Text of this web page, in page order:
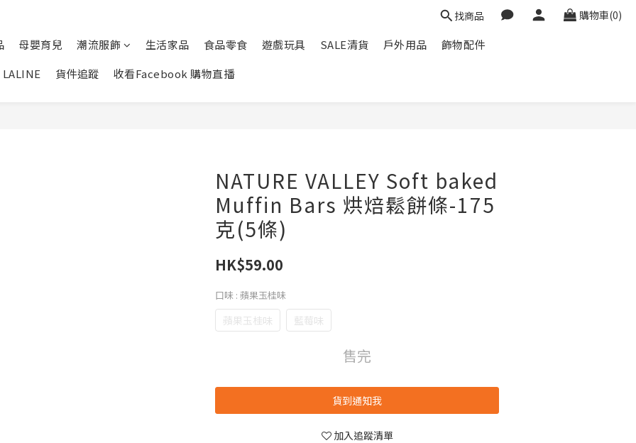
找商品 購物車(0)
母嬰育兒 潮流服飾 生活家品 食品零食 遊戲玩具 SALE清貨 戶外用品
飾物配件
LALINE
貨件追蹤 收看Facebook 購物直播
NATURE VALLEY Soft baked
Muffin Bars 烘焙鬆餅條-175
克(5條)
HK$59.00
口味 : 蘋果玉桂味
蘋果玉桂味 藍莓味
售完
貨到通知我
加入追蹤清單